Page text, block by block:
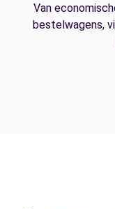
Van
bestelwagens,